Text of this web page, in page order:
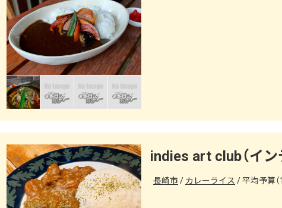
indies art club（イン
長崎市 カレーライス 平均予算（